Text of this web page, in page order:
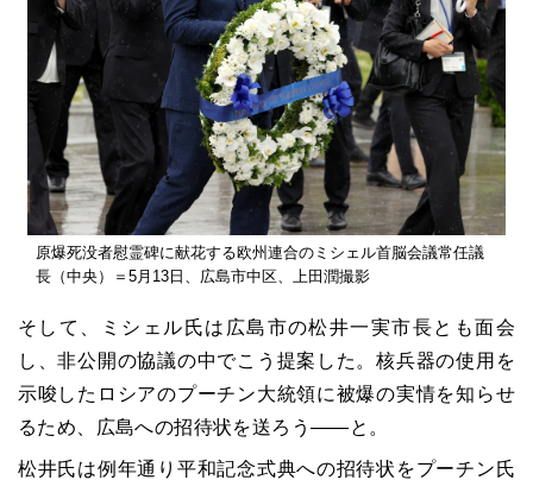
原爆死没者慰霊碑に献花する欧州連合のミシェル首脳会議常任議
長（中央）＝5月13日、広島市中区、上田潤撮影
そして、ミシェル氏は広島市の松井一実市長とも面会
し、非公開の協議の中でこう提案した。核兵器の使用を
示唆したロシアのプーチン大統領に被爆の実情を知らせ
るため、広島への招待状を送ろう――と。
松井氏は例年通り平和記念式典への招待状をプーチン氏